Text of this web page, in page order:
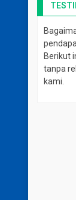
Berikut
tanpa
kami.